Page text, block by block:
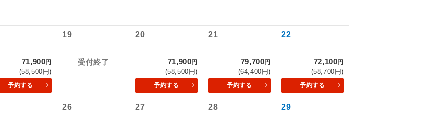
71,900円
(58,500円)
予約する
19
受付終了
20
71,900円
(58,500円)
予約する
21
79,700円
(64,400円)
予約する
22
72,100円
(58,700円)
予約する
26 27 28 29
トカード決済のみとなります。
レジットカード決済をしていただき、決済手続き完了をもちまして、
なります。
初登場のコースです。
ユネスコに登録されている文化遺産や自然遺産を訪ねるコー
スです。
絶景スポットに立ち寄るコースです。